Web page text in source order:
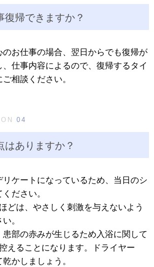
復帰できますか？
のお仕事の場合、翌日からでも復帰が
仕事内容によるので、復帰するタイ
相談ください。
04
はありますか？
リケートになっているため、当日のシ
ださい。
どは、やさしく刺激を与えないよう
。
患部の赤みが生じるため入浴に関して
えることになります。ドライヤー
かしましょう。